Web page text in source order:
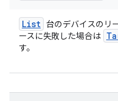
List 台のデバイスのリ
ースに失敗した場合は
す。